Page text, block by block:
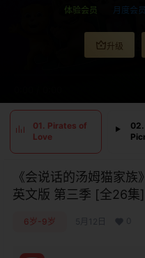
体验会员 月度会员
升级
01. Pirates of
Love
《会说话的汤姆猫家
英文版 第三季 [全26集]
6岁-9岁 5月12日